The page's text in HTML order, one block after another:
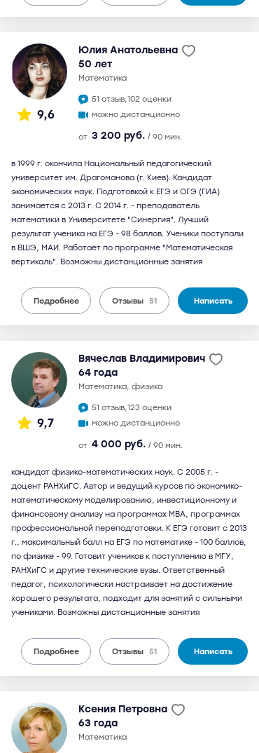
9,6
Юлия Анатольевна
50 лет
математика
51 отзыв,102 оценки
можно дистанционно
от 3 200 руб. / 90 мин.
в 1999 г. окончила Национальный педагогический
университет им. Драгоманова (г. Киев). Кандидат
экономических наук. Подготовкой к ЕГЭ и ОГЭ (ГИА)
занимается с 2013 г. С 2014 г. - преподаватель
математики в Университете "Синергия". Лучший
результат ученика на ЕГЭ - 98 баллов. Ученики поступали
в ВШЭ, МАИ. Работает по программе "Математическая
вертикаль". Возможны дистанционные занятия
Подробнее Отзывы 51 Написать
9,7
Вячеслав Владимирович
64 года
математика, физика
51 отзыв,123 оценки
можно дистанционно
от 4 000 руб. / 90 мин.
кандидат физико-математических наук. С 2005 г. -
доцент РАНХиГС. Автор и ведущий курсов по экономико-
математическому моделированию, инвестиционному и
финансовому анализу на программах МВА, программах
профессиональной переподготовки. К ЕГЭ готовит с 2013
г., максимальный балл на ЕГЭ по математике - 100 баллов,
по физике - 99. Готовит учеников к поступлению в МГУ,
РАНХиГС и другие технические вузы. Ответственный
педагог, психологически настраивает на достижение
хорошего результата, подходит для занятий с сильными
учениками. Возможны дистанционные занятия
Подробнее Отзывы 51 Написать
Ксения Петровна
63 года
математика